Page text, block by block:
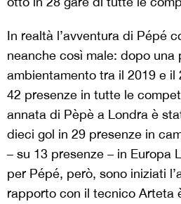
In realtà l’avventura di Pépé
neanche così male: dopo una
ambientamento tra il 2019 e il
42 presenze in tutte le
annata di Pèpè a Londra è
dieci gol in 29 presenze in
– su 13 presenze – in Europa
per Pépé, però, sono iniziati
rapporto con il tecnico Arteta